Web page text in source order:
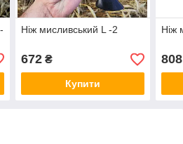
Ніж мисливський L -2
672₴
Купити
Ніж
808